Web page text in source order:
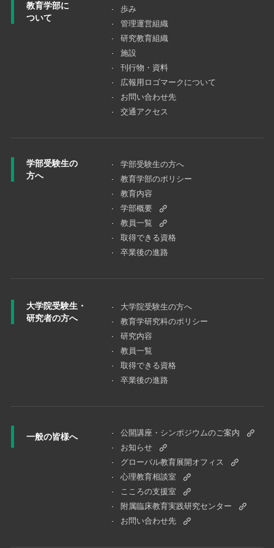
教育学部に
ついて
歩み
管理運営組織
研究教育組織
施設
刊行物・資料
広報用ロゴマークについて
お問い合わせ先
交通アクセス
学部受験生の
方へ
学部受験生の方へ
教育学部のポリシー
教育内容
学部概要
教員一覧
取得できる資格
卒業後の進路
大学院受験生・
研究者の方へ
大学院受験⽣の⽅へ
教育学研究科のポリシー
研究内容
教員一覧
取得できる資格
卒業後の進路
一般の皆様へ
公開講座・シンポジウムのご案内
お知らせ
グローバル教育展開オフィス
心理教育相談室
こころの支援室
附属臨床教育実践研究センター
お問い合わせ先